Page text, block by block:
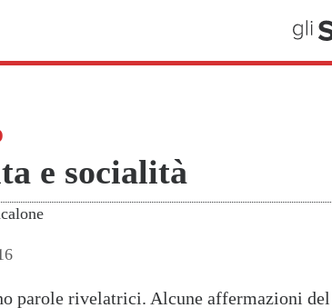
e socialità
parole rivelatrici. Alcune affermazioni